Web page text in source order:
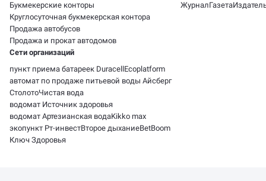
Букмекерские конторы
Круглосуточная букмекерская контора
Продажа автобусов
Продажа и прокат автодомов
ЖурналГазета
Сети организаций
пункт приема батареек DuracellEcoplatform
автомат по продаже питьевой воды Айсберг
СтолотоЧистая вода
водомат Источник здоровья
водомат Артезианская водаKikko max
экопункт Рт-инвестВторое дыханиеBetBoom
Ключ Здоровья